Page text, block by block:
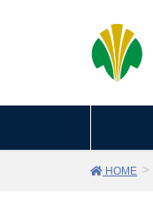
HOME